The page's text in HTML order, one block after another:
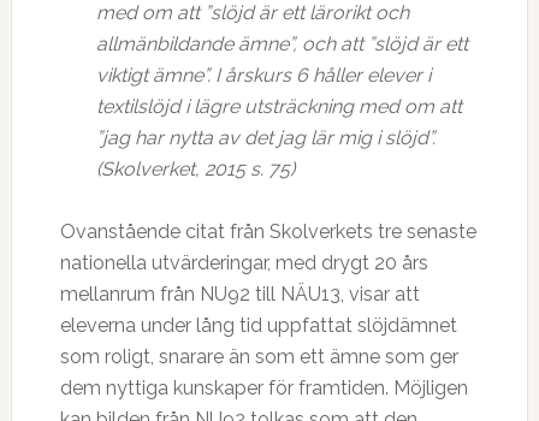
med om att ”slöjd är ett lärorikt och
allmänbildande ämne”, och att ”slöjd är ett
viktigt ämne”. I årskurs 6 håller elever i
textilslöjd i lägre utsträckning med om att
”jag har nytta av det jag lär mig i slöjd”.
(Skolverket, 2015 s. 75)
Ovanstående citat från Skolverkets tre senaste
nationella utvärderingar, med drygt 20 års
mellanrum från NU92 till NÄU13, visar att
eleverna under lång tid uppfattat slöjdämnet
som roligt, snarare än som ett ämne som ger
dem nyttiga kunskaper för framtiden. Möjligen